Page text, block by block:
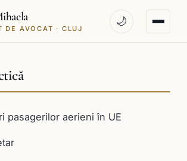
DE AVOCAT · CLUJ
🌙
pasagerilor aerieni în UE